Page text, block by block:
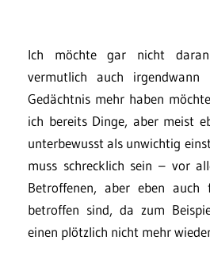
Ich möchte gar nicht
vermutlich auch
Gedächtnis mehr haben
ich bereits Dinge, aber meist
unterbewusst als unwichtig
muss schrecklich sein – vor
Betroffenen, aber eben
betroffen sind, da zum
einen plötzlich nicht mehr